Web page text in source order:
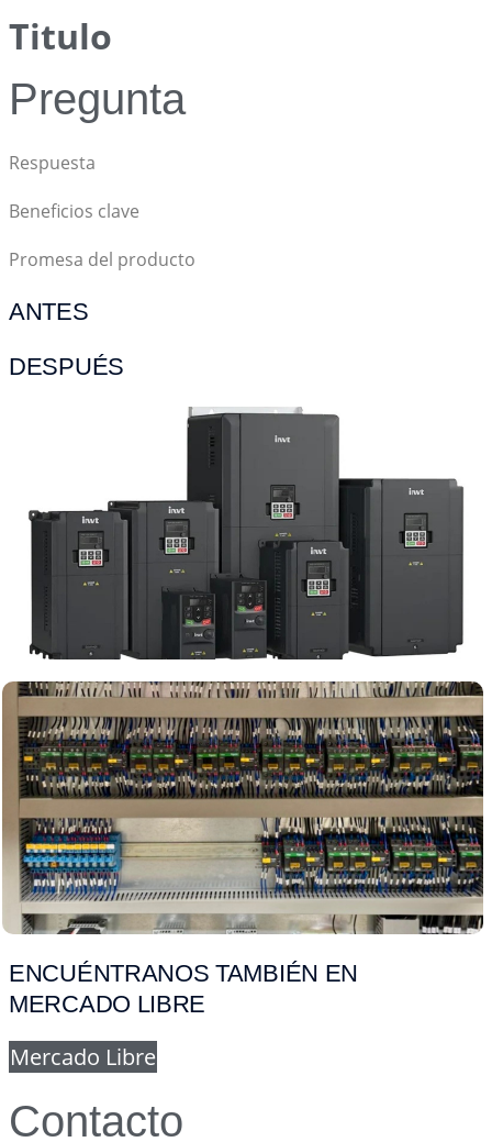
Titulo
Pregunta
Respuesta
Beneficios clave
Promesa del producto
ANTES
DESPUÉS
ENCUÉNTRANOS TAMBIÉN EN
MERCADO LIBRE
Mercado Libre
Contacto